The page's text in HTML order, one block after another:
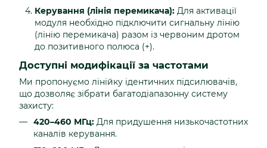
Керування (лінія перемикача): Для активації
модуля необхідно підключити сигнальну лінію
(лінію перемикача) разом із червоним дротом
до позитивного полюса (+).
Доступні модифікації за частотами
Ми пропонуємо лінійку ідентичних підсилювачів,
що дозволяє зібрати багатодіапазонну систему
захисту:
420–460 МГц: Для придушення низькочастотних
каналів керування.